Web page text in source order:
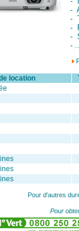
-
-
-
-
-
location
Pour d'autres
Pour